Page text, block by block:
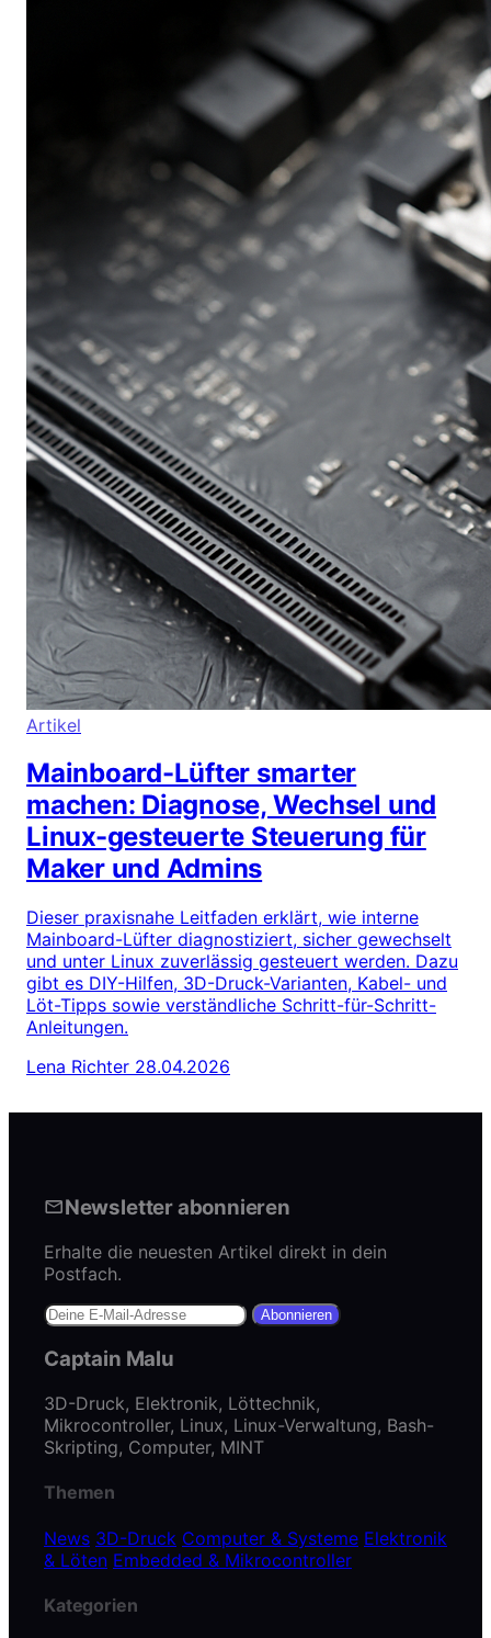
Artikel
Mainboard-Lüfter smarter
machen: Diagnose, Wechsel und
Linux-gesteuerte Steuerung für
Maker und Admins
Dieser praxisnahe Leitfaden erklärt, wie interne
Mainboard-Lüfter diagnostiziert, sicher gewechselt
und unter Linux zuverlässig gesteuert werden. Dazu
gibt es DIY-Hilfen, 3D-Druck-Varianten, Kabel- und
Löt-Tipps sowie verständliche Schritt-für-Schritt-
Anleitungen.
Lena Richter 28.04.2026
Newsletter abonnieren
Erhalte die neuesten Artikel direkt in dein
Postfach.
Abonnieren
Captain Malu
3D-Druck, Elektronik, Löttechnik,
Mikrocontroller, Linux, Linux-Verwaltung, Bash-
Skripting, Computer, MINT
Themen
News 3D-Druck Computer & Systeme Elektronik
& Löten Embedded & Mikrocontroller
Kategorien